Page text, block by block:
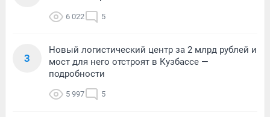
6 022 5
3
Новый логистический центр за 2 млрд рублей и
мост для него отстроят в Кузбассе —
подробности
5 997 5